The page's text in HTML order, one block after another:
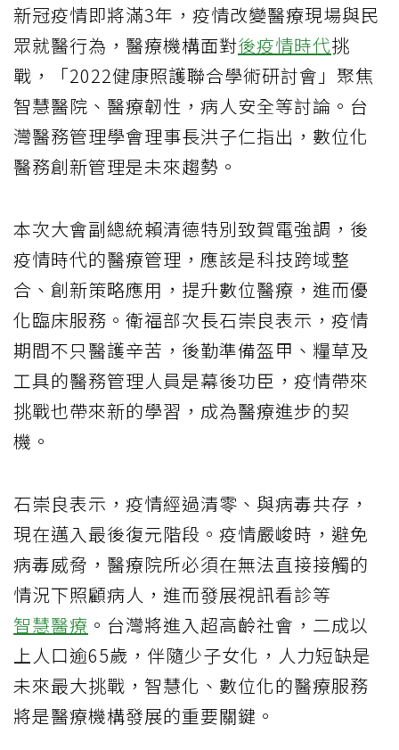
新冠疫情即將滿3年，疫情改變醫療現場與民
眾就醫行為，醫療機構面對後疫情時代挑
戰，「2022健康照護聯合學術研討會」聚焦
智慧醫院、醫療韌性，病人安全等討論。台
灣醫務管理學會理事長洪子仁指出，數位化
醫務創新管理是未來趨勢。
本次大會副總統賴清德特別致賀電強調，後
疫情時代的醫療管理，應該是科技跨域整
合、創新策略應用，提升數位醫療，進而優
化臨床服務。衛福部次長石崇良表示，疫情
期間不只醫護辛苦，後勤準備盔甲、糧草及
工具的醫務管理人員是幕後功臣，疫情帶來
挑戰也帶來新的學習，成為醫療進步的契
機。
石崇良表示，疫情經過清零、與病毒共存，
現在邁入最後復元階段。疫情嚴峻時，避免
病毒威脅，醫療院所必須在無法直接接觸的
情況下照顧病人，進而發展視訊看診等
智慧醫療 。台灣將進入超高齡社會，二成以
上人口逾65歲，伴隨少子女化，人力短缺是
未來最大挑戰，智慧化、數位化的醫療服務
將是醫療機構發展的重要關鍵。